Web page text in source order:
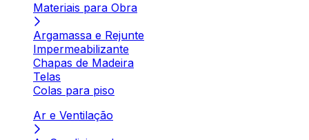
Materiais para Obra
Argamassa e Rejunte
Impermeabilizante
Chapas de Madeira
Telas
Colas para piso
Ar e Ventilação